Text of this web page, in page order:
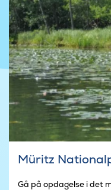
Müritz
Gå på opdagelse i det